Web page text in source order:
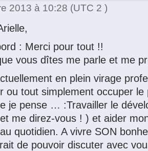
2013 à 10:28 (UTC 2 )
: Merci pour tout !!
vous dîtes me parle et me
en plein virage
ou tout simplement occuper le
je pense … :Travailler le
me direz-vous ! ) et aider
quotidien. A vivre SON
de pouvoir discuter avec